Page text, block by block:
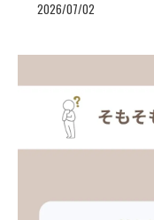
2026/07/02